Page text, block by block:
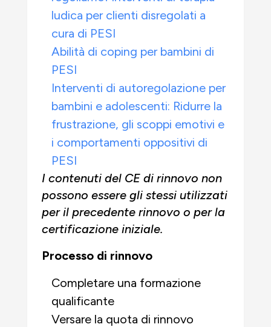
ludica per clienti disregolati a
cura di PESI
Abilità di coping per bambini di
PESI
Interventi di autoregolazione per
bambini e adolescenti: Ridurre la
frustrazione, gli scoppi emotivi e
i comportamenti oppositivi di
PESI
I contenuti del CE di rinnovo non
possono essere gli stessi utilizzati
per il precedente rinnovo o per la
certificazione iniziale.
Processo di rinnovo
Completare una formazione
qualificante
Versare la quota di rinnovo